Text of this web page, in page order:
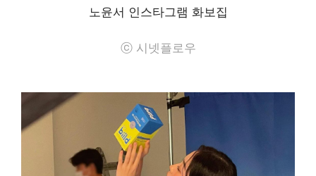
노윤서 인스타그램 화보집
ⓒ 시넷플로우